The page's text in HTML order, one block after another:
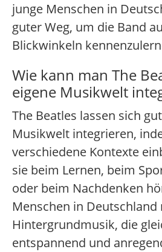
junge Menschen in
guter Weg, um die Band
Blickwinkeln
Wie kann man The
eigene Musikwelt
The Beatles lassen sich
Musikwelt integrieren,
verschiedene Kontexte
sie beim Lernen, beim
oder beim Nachdenken
Menschen in Deutschland
Hintergrundmusik, die
entspannend und